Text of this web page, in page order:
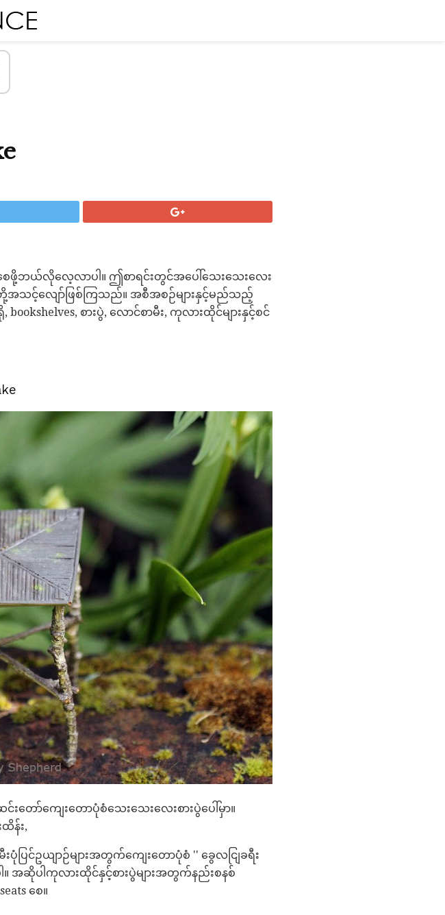
ေဖို့ဘယ်လိုလေ့လာပါ။ ဤစာရင်းတွင်အပေါ်သေးသေးလေး
သင့်လျော်ဖြစ်ကြသည်။ အစီအစဉ်များနှင့်မည်သည့်
စားပွဲ, လောင်စာမီး, ကုလားထိုင်များနှင့်စင်
ာ်ကျေးတောပုံစံသေးသေးလေးစားပွဲပေါ်မှာ။
န်း,
ဥယျာဉ်များအတွက်ကျေးတောပုံစံ '' ခွေလငျြခရီး
အဆိုပါကုလားထိုင်နှင့်စားပွဲများအတွက်နည်းစနစ်
စေ။